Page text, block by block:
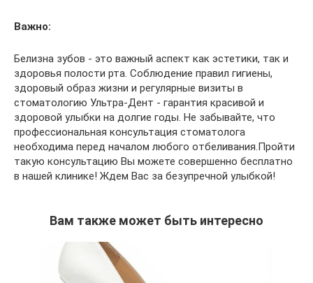
Важно:
Белизна зубов - это важный аспект как эстетики, так и
здоровья полости рта. Соблюдение правил гигиены,
здоровый образ жизни и регулярные визиты в
стоматологию Ультра-Дент - гарантия красивой и
здоровой улыбки на долгие годы. Не забывайте, что
профессиональная консультация стоматолога
необходима перед началом любого отбеливания.Пройти
такую консультацию Вы можете совершенно бесплатно
в нашей клинике! Ждем Вас за безупречной улыбкой!
Вам также может быть интересно